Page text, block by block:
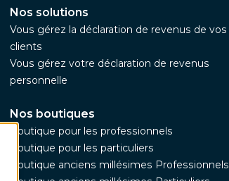
Nos solutions
Vous gérez la déclaration de revenus de vos
clients
Vous gérez votre déclaration de revenus
personnelle
Nos boutiques
Boutique pour les professionnels
Boutique pour les particuliers
Boutique anciens millésimes Professionnels